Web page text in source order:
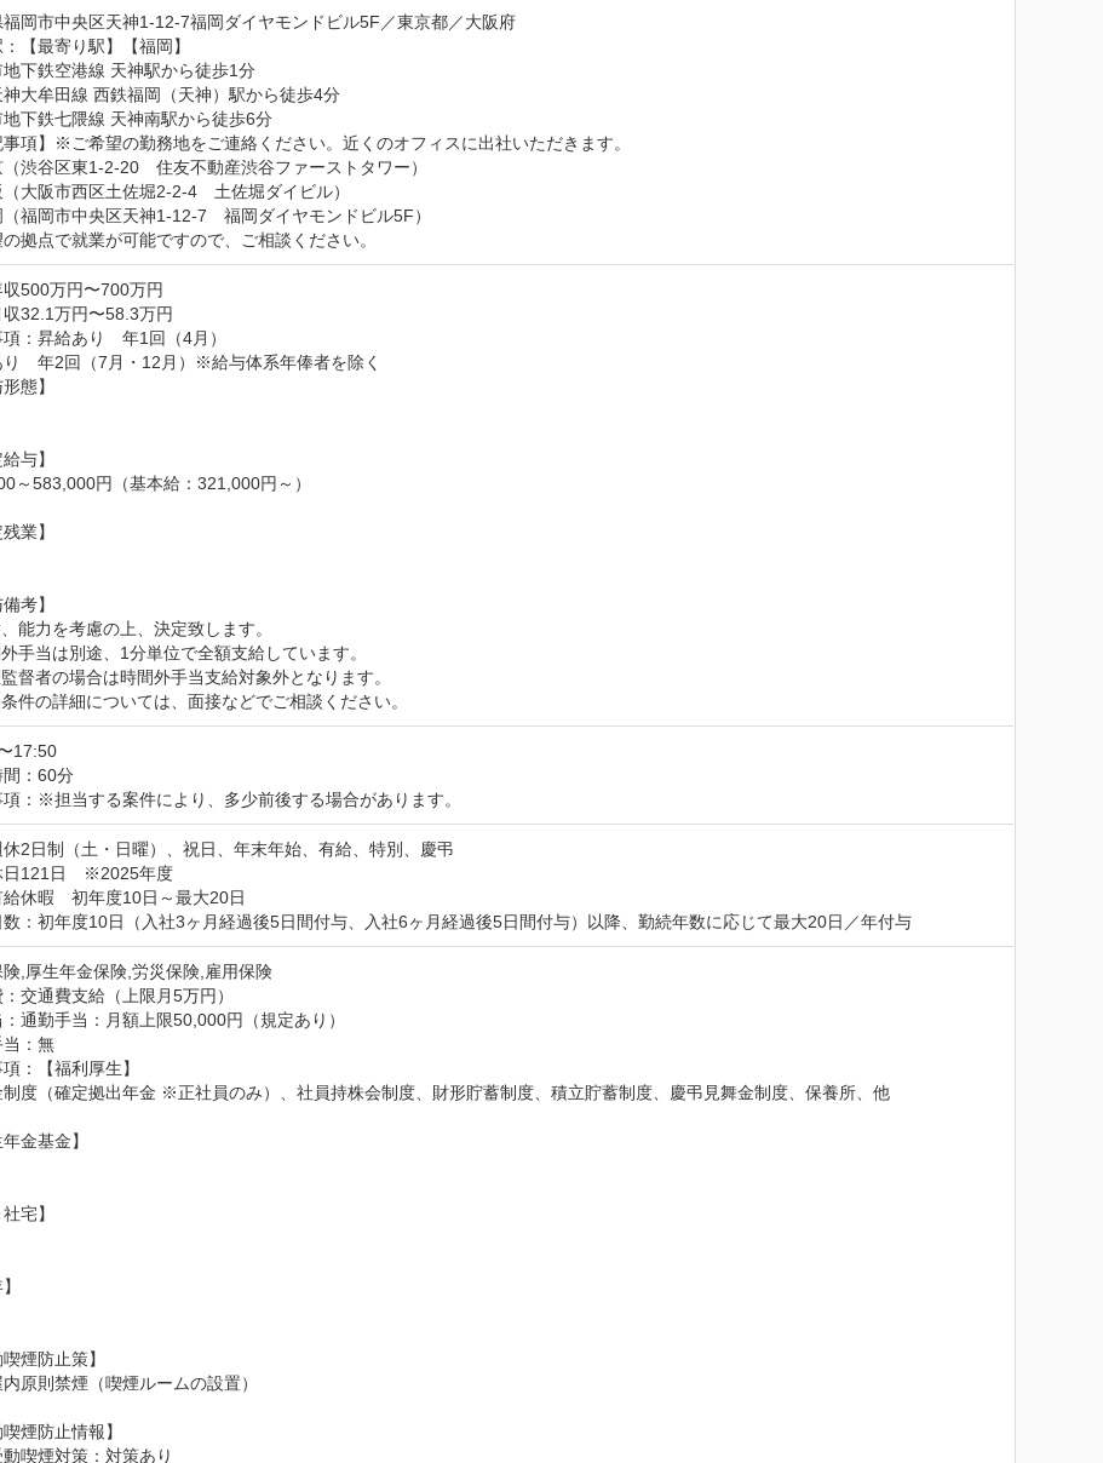
岡市中央区天神1-12-7福岡ダイヤモンドビル5F／東京都／大阪府
【最寄り駅】【福岡】
下鉄空港線 天神駅から徒歩1分
大牟田線 西鉄福岡（天神）駅から徒歩4分
下鉄七隈線 天神南駅から徒歩6分
事項】※ご希望の勤務地をご連絡ください。近くのオフィスに出社いただきます。
（渋谷区東1-2-20　住友不動産渋谷ファーストタワー）
（大阪市西区土佐堀2-2-4　土佐堀ダイビル）
（福岡市中央区天神1-12-7　福岡ダイヤモンドビル5F）
の拠点で就業が可能ですので、ご相談ください。
500万円〜700万円
32.1万円〜58.3万円
：昇給あり　年1回（4月）
　年2回（7月・12月）※給与体系年俸者を除く
態】
与】
～583,000円（基本給：321,000円～）
業】
考】
能力を考慮の上、決定致します。
手当は別途、1分単位で全額支給しています。
督者の場合は時間外手当支給対象外となります。
件の詳細については、面接などでご相談ください。
17:50
：60分
：※担当する案件により、多少前後する場合があります。
休2日制（土・日曜）、祝日、年末年始、有給、特別、慶弔
日121日　※2025年度
休暇　初年度10日～最大20日
：初年度10日（入社3ヶ月経過後5日間付与、入社6ヶ月経過後5日間付与）以降、勤続年数に応じて最大20日／年付与
,厚生年金保険,労災保険,雇用保険
交通費支給（上限月5万円）
通勤手当：月額上限50,000円（規定あり）
：無
：【福利厚生】
制度（確定拠出年金 ※正社員のみ）、社員持株会制度、財形貯蓄制度、積立貯蓄制度、慶弔見舞金制度、保養所、他
年金基金】
宅】
喫煙防止策】
原則禁煙（喫煙ルームの設置）
喫煙防止情報】
喫煙対策：対策あり